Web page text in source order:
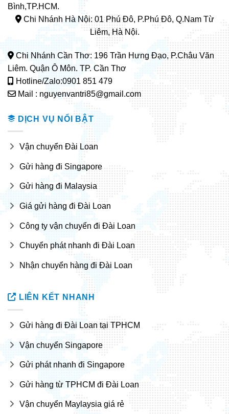
Bình,TP.HCM.
Chi Nhánh Hà Nội: 01 Phú Đô, P.Phú Đô, Q.Nam Từ
Liêm, Hà Nội.
Chi Nhánh Cần Thơ: 196 Trần Hưng Đạo, P.Châu Văn
Liêm. Quận Ô Môn. TP. Cần Thơ
Hotline/Zalo:0901 851 479
Mail : nguyenvantri85@gmail.com
DỊCH VỤ NỔI BẬT
Vận chuyển Đài Loan
Gửi hàng đi Singapore
Gửi hàng đi Malaysia
Giá gửi hàng đi Đài Loan
Công ty vận chuyển đi Đài Loan
Chuyển phát nhanh đi Đài Loan
Nhận chuyển hàng đi Đài Loan
LIÊN KẾT NHANH
Gửi hàng đi Đài Loan tại TPHCM
Vận chuyển Singapore
Gửi phát nhanh đi Singapore
Gửi hàng từ TPHCM đi Đài Loan
Vận chuyển Maylaysia giá rẻ